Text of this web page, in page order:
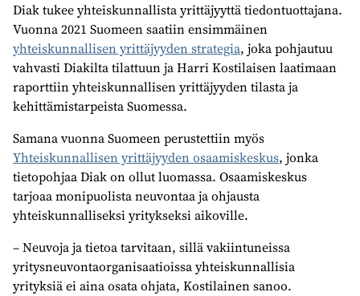
Diak tukee yhteiskunnallista yrittäjyyttä tiedontuottajana.
Vuonna 2021 Suomeen saatiin ensimmäinen
yhteiskunnallisen yrittäjyyden strategia, joka pohjautuu
vahvasti Diakilta tilattuun ja Harri Kostilaisen laatimaan
raporttiin yhteiskunnallisen yrittäjyyden tilasta ja
kehittämistarpeista Suomessa.
Samana vuonna Suomeen perustettiin myös
Yhteiskunnallisen yrittäjyyden osaamiskeskus, jonka
tietopohjaa Diak on ollut luomassa. Osaamiskeskus
tarjoaa monipuolista neuvontaa ja ohjausta
yhteiskunnalliseksi yritykseksi aikoville.
– Neuvoja ja tietoa tarvitaan, sillä vakiintuneissa
yritysneuvontaorganisaatioissa yhteiskunnallisia
yrityksiä ei aina osata ohjata, Kostilainen sanoo.